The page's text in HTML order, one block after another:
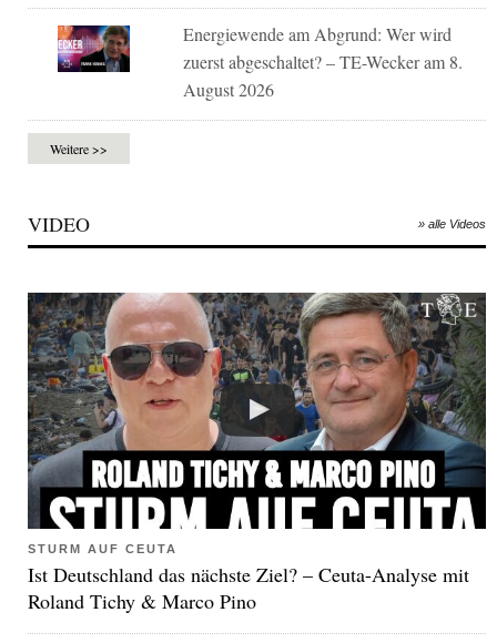
Energiewende am Abgrund: Wer wird
zuerst abgeschaltet? – TE-Wecker am 8.
August 2026
Weitere >>
VIDEO » alle Videos
STURM AUF CEUTA
Ist Deutschland das nächste Ziel? – Ceuta-Analyse mit
Roland Tichy & Marco Pino